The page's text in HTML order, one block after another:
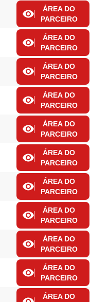
ÁREA DO
PARCEIRO
ÁREA DO
PARCEIRO
ÁREA DO
PARCEIRO
ÁREA DO
PARCEIRO
ÁREA DO
PARCEIRO
ÁREA DO
PARCEIRO
ÁREA DO
PARCEIRO
ÁREA DO
PARCEIRO
ÁREA DO
PARCEIRO
ÁREA DO
PARCEIRO
ÁREA DO